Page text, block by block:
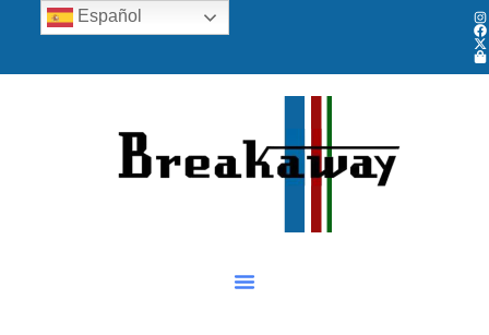
Español